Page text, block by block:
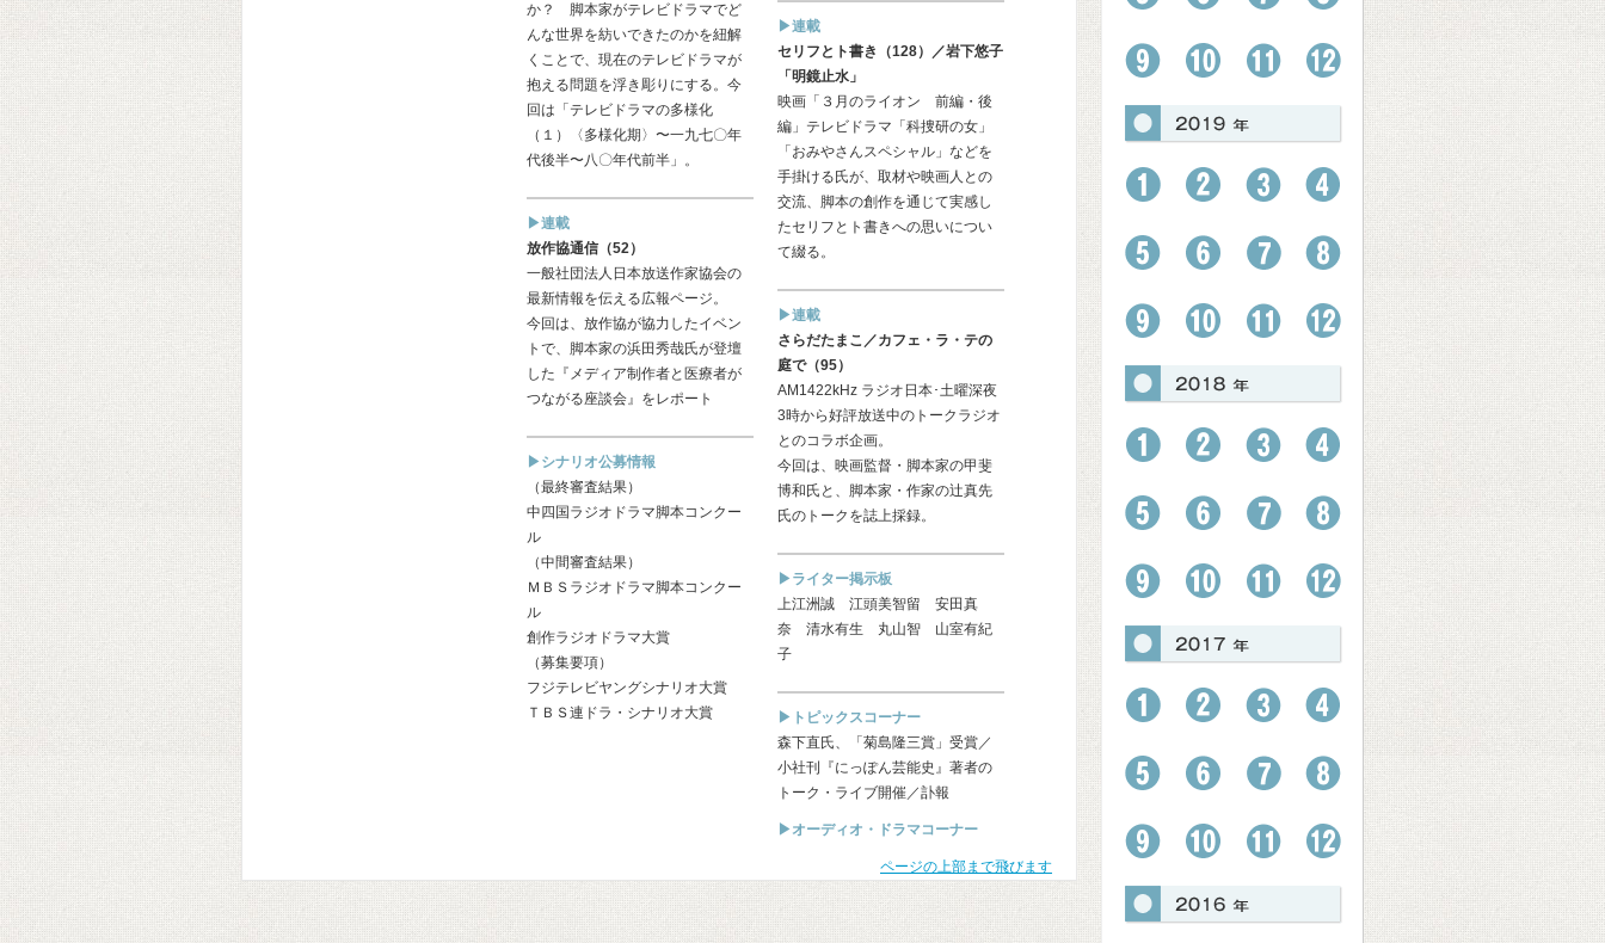
か？ 脚本家がテレビドラマでど
んな世界を紡いできたのかを紐解
くことで、現在のテレビドラマが
抱える問題を浮き彫りにする。今
回は「テレビドラマの多様化
（１）〈多様化期〉〜一九七〇年
代後半〜八〇年代前半」。
▶連載
セリフとト書き（128）／岩下悠子
「明鏡止水」
映画「３月のライオン 前編・後
編」テレビドラマ「科捜研の女」
「おみやさんスペシャル」などを
手掛ける氏が、取材や映画人との
交流、脚本の創作を通じて実感し
たセリフとト書きへの思いについ
て綴る。
▶連載
放作協通信（52）
一般社団法人日本放送作家協会の
最新情報を伝える広報ページ。
今回は、放作協が協力したイベン
トで、脚本家の浜田秀哉氏が登壇
した『メディア制作者と医療者が
つながる座談会』をレポート
▶連載
さらだたまこ／カフェ・ラ・テの
庭で（95）
AM1422kHz ラジオ日本･土曜深夜
3時から好評放送中のトークラジオ
とのコラボ企画。
今回は、映画監督・脚本家の甲斐
博和氏と、脚本家・作家の辻真先
氏のトークを誌上採録。
▶シナリオ公募情報
（最終審査結果）
中四国ラジオドラマ脚本コンクー
ル
（中間審査結果）
ＭＢＳラジオドラマ脚本コンクー
ル
創作ラジオドラマ大賞
（募集要項）
フジテレビヤングシナリオ大賞
ＴＢＳ連ドラ・シナリオ大賞
▶ライター掲示板
上江洲誠 江頭美智留 安田真
奈 清水有生 丸山智 山室有紀
子
▶トピックスコーナー
森下直氏、「菊島隆三賞」受賞／
小社刊『にっぽん芸能史』著者の
トーク・ライブ開催／訃報
▶オーディオ・ドラマコーナー
ページの上部まで飛びます